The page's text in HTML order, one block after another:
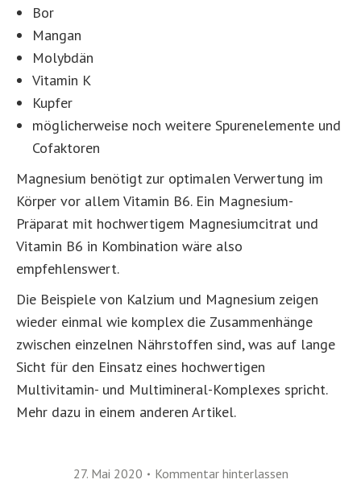
Bor
Mangan
Molybdän
Vitamin K
Kupfer
möglicherweise noch weitere Spurenelemente und
Cofaktoren
Magnesium benötigt zur optimalen Verwertung im
Körper vor allem Vitamin B6. Ein Magnesium-
Präparat mit hochwertigem Magnesiumcitrat und
Vitamin B6 in Kombination wäre also
empfehlenswert.
Die Beispiele von Kalzium und Magnesium zeigen
wieder einmal wie komplex die Zusammenhänge
zwischen einzelnen Nährstoffen sind, was auf lange
Sicht für den Einsatz eines hochwertigen
Multivitamin- und Multimineral-Komplexes spricht.
Mehr dazu in einem anderen Artikel.
27. Mai 2020 Kommentar hinterlassen